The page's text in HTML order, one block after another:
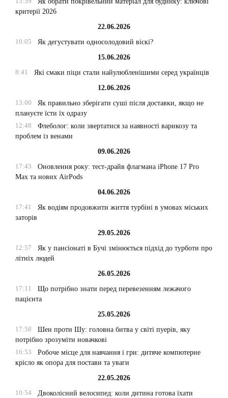
критерії 2026
22.06.2026
10:05
Як дегустувати односолодовий віскі?
15.06.2026
8:41
Які смаки піци стали найулюбленішими серед українців
12.06.2026
13:00
Як правильно зберігати суші після доставки, якщо не
плануєте їсти їх одразу
12:48
Флеболог: коли звертатися за наявності варикозу та
проблем із венами
09.06.2026
17:43
Оновлення року: тест-драйв флагмана iPhone 17 Pro
Max та нових AirPods
04.06.2026
17:41
Як водіям продовжити життя турбіні в умовах міських
заторів
29.05.2026
12:57
Як у пансіонаті в Бучі змінюється підхід до турботи про
літніх людей
26.05.2026
17:11
Що потрібно знати перед перевезенням лежачого
пацієнта
25.05.2026
17:58
Шен проти Шу: головна битва у світі пуерів, яку
потрібно зрозуміти новачкові
16:53
Робоче місце для навчання і гри: дитяче компютерне
крісло як опора для постави та уваги
22.05.2026
10:54
Двоколісний велосипед: коли дитина готова їхати